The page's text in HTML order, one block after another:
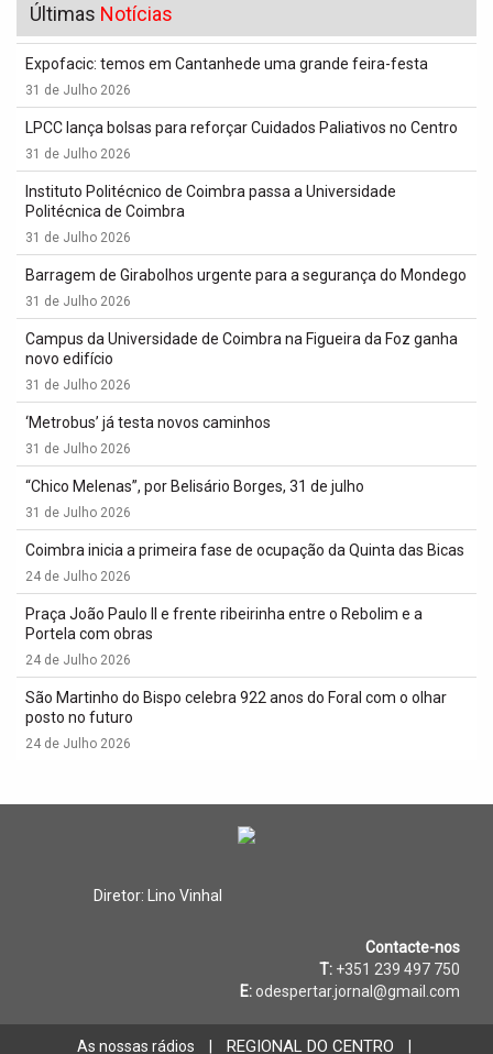
Últimas Notícias
Expofacic: temos em Cantanhede uma grande feira-festa
31 de Julho 2026
LPCC lança bolsas para reforçar Cuidados Paliativos no Centro
31 de Julho 2026
Instituto Politécnico de Coimbra passa a Universidade
Politécnica de Coimbra
31 de Julho 2026
Barragem de Girabolhos urgente para a segurança do Mondego
31 de Julho 2026
Campus da Universidade de Coimbra na Figueira da Foz ganha
novo edifício
31 de Julho 2026
‘Metrobus’ já testa novos caminhos
31 de Julho 2026
“Chico Melenas”, por Belisário Borges, 31 de julho
31 de Julho 2026
Coimbra inicia a primeira fase de ocupação da Quinta das Bicas
24 de Julho 2026
Praça João Paulo II e frente ribeirinha entre o Rebolim e a
Portela com obras
24 de Julho 2026
São Martinho do Bispo celebra 922 anos do Foral com o olhar
posto no futuro
24 de Julho 2026
Diretor: Lino Vinhal
Contacte-nos
T: +351 239 497 750
E: odespertar.jornal@gmail.com
As nossas rádios REGIONAL DO CENTRO